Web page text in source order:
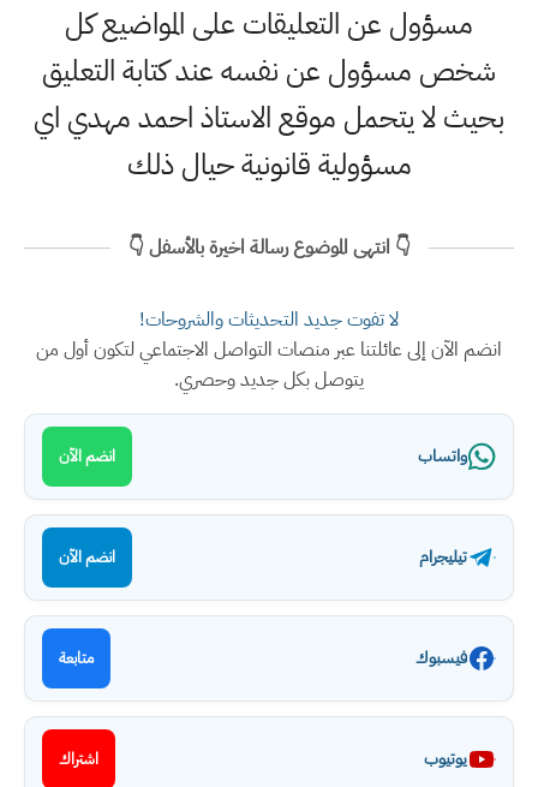
مسؤول عن التعليقات على المواضيع كل
شخص مسؤول عن نفسه عند كتابة التعليق
بحيث لا يتحمل موقع الاستاذ احمد مهدي اي
مسؤولية قانونية حيال ذلك
👇 انتهى الموضوع رسالة اخيرة بالأسفل 👇
لا تفوت جديد التحديثات والشروحات!
انضم الآن إلى عائلتنا عبر منصات التواصل الاجتماعي لتكون أول من
يتوصل بكل جديد وحصري.
واتساب انضم الآن
تيليجرام انضم الآن
فيسبوك متابعة
يوتيوب اشتراك